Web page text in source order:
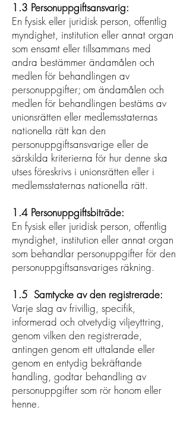
1.3 Personuppgiftsansvarig:
En fysisk eller juridisk person, offentlig
myndighet, institution eller annat organ
som ensamt eller tillsammans med
andra bestämmer ändamålen och
medlen för behandlingen av
personuppgifter; om ändamålen och
medlen för behandlingen bestäms av
unionsrätten eller medlemsstaternas
nationella rätt kan den
personuppgiftsansvarige eller de
särskilda kriterierna för hur denne ska
utses föreskrivs i unionsrätten eller i
medlemsstaternas nationella rätt.
1.4 Personuppgiftsbiträde:
En fysisk eller juridisk person, offentlig
myndighet, institution eller annat organ
som behandlar personuppgifter för den
personuppgiftsansvariges räkning.
1.5 Samtycke av den registrerade:
Varje slag av frivillig, specifik,
informerad och otvetydig viljeyttring,
genom vilken den registrerade,
antingen genom ett uttalande eller
genom en entydig bekräftande
handling, godtar behandling av
personuppgifter som rör honom eller
henne.